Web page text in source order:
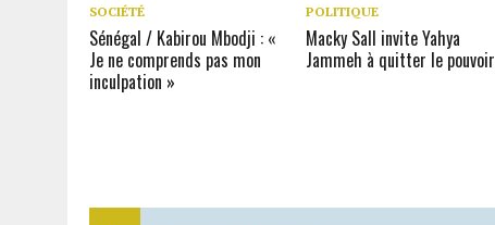
SOCIÉTÉ
Sénégal / Kabirou Mbodji : «
Je ne comprends pas mon
inculpation »
POLITIQUE
Macky Sall invite Yahya
Jammeh à quitter le pouvoir